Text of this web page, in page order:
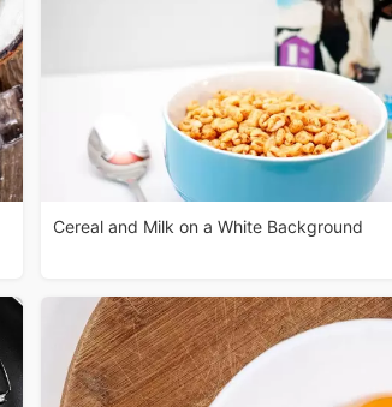
Cereal and Milk on a White Background